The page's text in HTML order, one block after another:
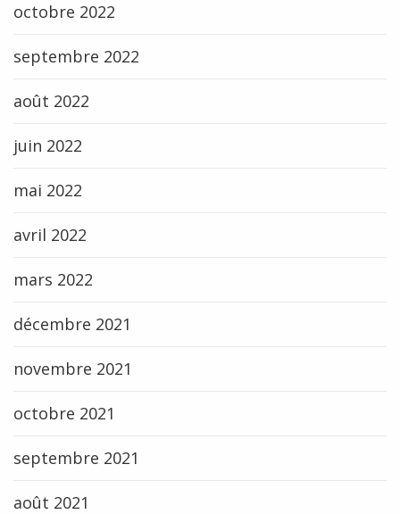
octobre 2022
septembre 2022
août 2022
juin 2022
mai 2022
avril 2022
mars 2022
décembre 2021
novembre 2021
octobre 2021
septembre 2021
août 2021